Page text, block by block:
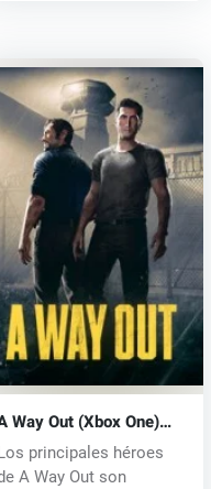
Way Out (Xbox One)
principales héroes
A Way Out son